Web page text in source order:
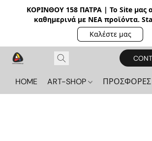
ΚΟΡΙΝΘΟΥ 158 ΠΑΤΡΑ | Το Site μας
καθημερινά με ΝΕΑ προϊόντα.
Καλέστε μας
HOME ART-SHOP ΠΡΟΣΦΟΡΕΣ